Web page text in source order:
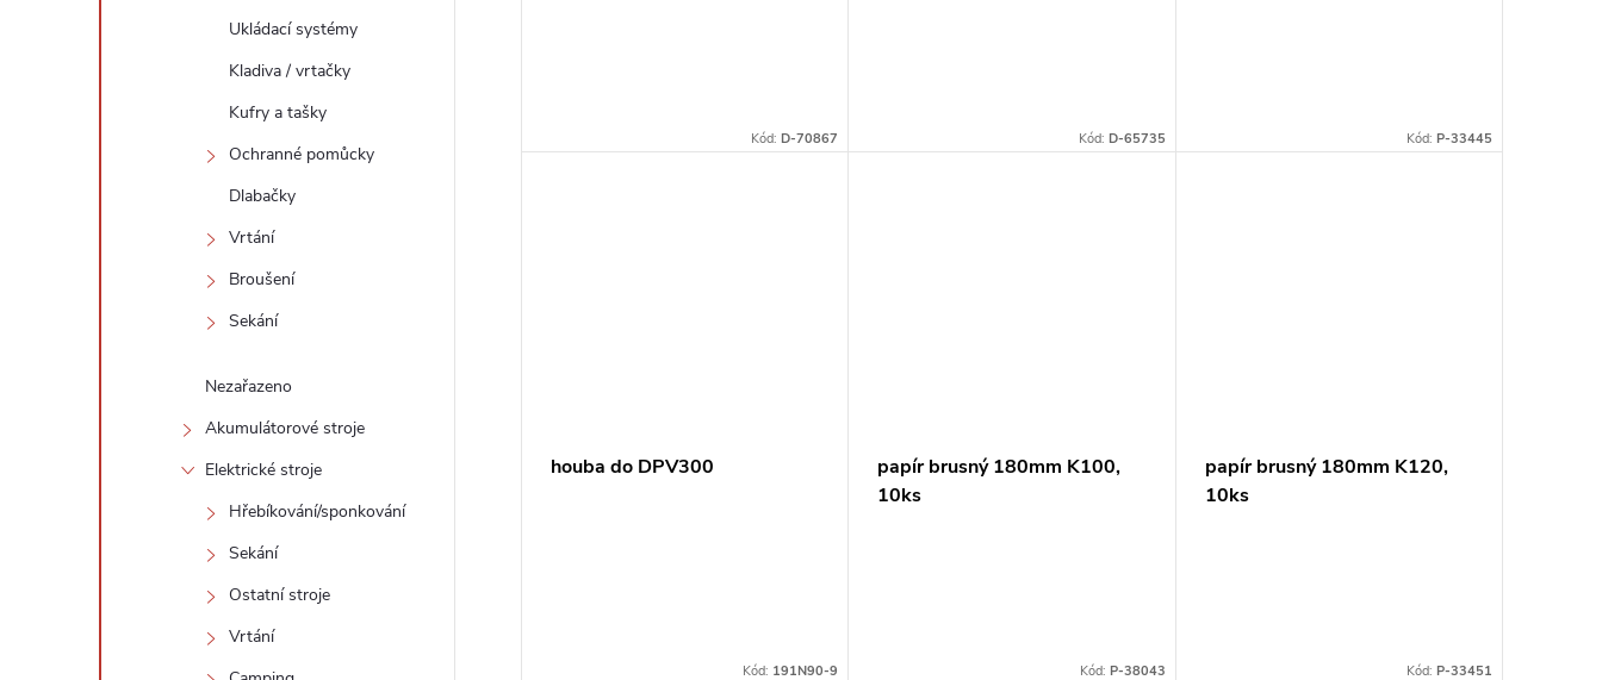
Ukládací systémy
Kladiva / vrtačky
Kufry a tašky
Ochranné pomůcky
Dlabačky
Vrtání
Broušení
Sekání
Nezařazeno
Akumulátorové stroje
Elektrické stroje
Hřebíkování/sponkování
Sekání
Ostatní stroje
Vrtání
Kód:D-70867 Kód: D-65735 Kód: P-33445
houba do DPV300
Kód: 191N90-9
papír brusný 180mm K100,
10ks
Kód: P-38043
papír brusný 180mm K120,
10ks
Kód: P-33451